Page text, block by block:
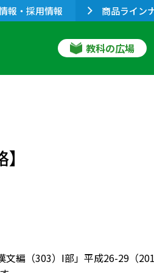
報・採用情報 商品ライン
教科の広場
文編（303）Ⅰ部」平成26-29（